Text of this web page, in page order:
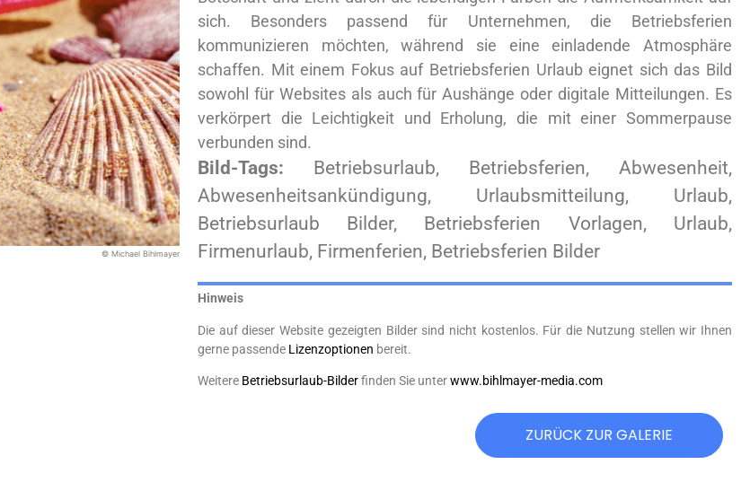
© Michael Bihlmayer
sich. Besonders passend für Unternehmen, die Betriebsferien
kommunizieren möchten, während sie eine einladende Atmosphäre
schaffen. Mit einem Fokus auf Betriebsferien Urlaub eignet sich das Bild
sowohl für Websites als auch für Aushänge oder digitale Mitteilungen. Es
verkörpert die Leichtigkeit und Erholung, die mit einer Sommerpause
verbunden sind.
Bild-Tags: Betriebsurlaub, Betriebsferien, Abwesenheit,
Abwesenheitsankündigung, Urlaubsmitteilung, Urlaub,
Betriebsurlaub Bilder, Betriebsferien Vorlagen, Urlaub,
Firmenurlaub, Firmenferien, Betriebsferien Bilder
Hinweis
Die auf dieser Website gezeigten Bilder sind nicht kostenlos. Für die Nutzung stellen wir Ihnen
gerne passende Lizenzoptionen bereit.
Weitere Betriebsurlaub-Bilderfinden Sie unterwww.bihlmayer-media.com
ZURÜCK ZUR GALERIE